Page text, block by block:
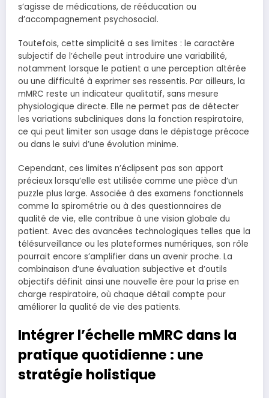
s’agisse de médications, de rééducation ou
d’accompagnement psychosocial.
Toutefois, cette simplicité a ses limites : le caractère
subjectif de l’échelle peut introduire une variabilité,
notamment lorsque le patient a une perception altérée
ou une difficulté à exprimer ses ressentis. Par ailleurs, la
mMRC reste un indicateur qualitatif, sans mesure
physiologique directe. Elle ne permet pas de détecter
les variations subcliniques dans la fonction respiratoire,
ce qui peut limiter son usage dans le dépistage précoce
ou dans le suivi d’une évolution minime.
Cependant, ces limites n’éclipsent pas son apport
précieux lorsqu’elle est utilisée comme une pièce d’un
puzzle plus large. Associée à des examens fonctionnels
comme la spirométrie ou à des questionnaires de
qualité de vie, elle contribue à une vision globale du
patient. Avec des avancées technologiques telles que la
télésurveillance ou les plateformes numériques, son rôle
pourrait encore s’amplifier dans un avenir proche. La
combinaison d’une évaluation subjective et d’outils
objectifs définit ainsi une nouvelle ère pour la prise en
charge respiratoire, où chaque détail compte pour
améliorer la qualité de vie des patients.
Intégrer l’échelle mMRC dans la
pratique quotidienne : une
stratégie holistique